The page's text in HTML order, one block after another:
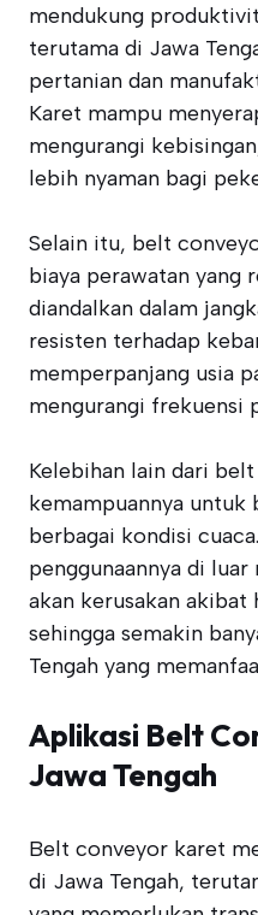
mendukung
terutama di Jawa
pertanian dan
Karet mampu
mengurangi
lebih nyaman bagi
Selain itu, belt
biaya perawatan yang
diandalkan dalam
resisten terhadap
memperpanjang usia
mengurangi frekuensi
Kelebihan lain dari
kemampuannya untuk
berbagai kondisi
penggunaannya di
akan kerusakan akibat
sehingga semakin
Tengah yang
Aplikasi Belt
Jawa Tengah
Belt conveyor karet
di Jawa Tengah,